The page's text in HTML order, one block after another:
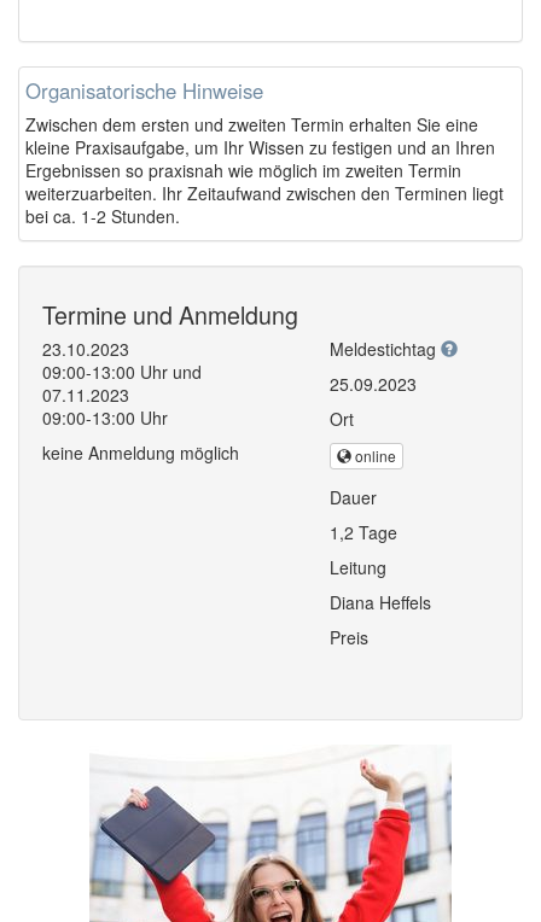
Organisatorische Hinweise
Zwischen dem ersten und zweiten Termin erhalten Sie eine
kleine Praxisaufgabe, um Ihr Wissen zu festigen und an Ihren
Ergebnissen so praxisnah wie möglich im zweiten Termin
weiterzuarbeiten. Ihr Zeitaufwand zwischen den Terminen liegt
bei ca. 1-2 Stunden.
Termine und Anmeldung
23.10.2023
09:00-13:00 Uhr und
07.11.2023
09:00-13:00 Uhr
keine Anmeldung möglich
Meldestichtag
25.09.2023
Ort
online
Dauer
1,2 Tage
Leitung
Diana Heffels
Preis